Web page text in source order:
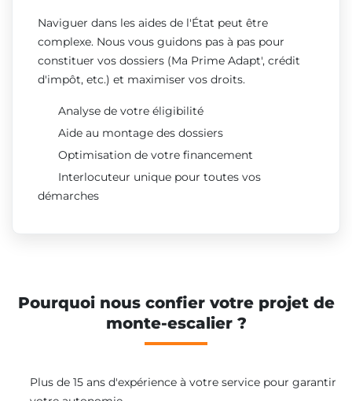
Naviguer dans les aides de l'État peut être
complexe. Nous vous guidons pas à pas pour
constituer vos dossiers (Ma Prime Adapt', crédit
d'impôt, etc.) et maximiser vos droits.
Analyse de votre éligibilité
Aide au montage des dossiers
Optimisation de votre financement
Interlocuteur unique pour toutes vos
démarches
Pourquoi nous confier votre projet de
monte-escalier ?
Plus de 15 ans d'expérience à votre service pour garantir